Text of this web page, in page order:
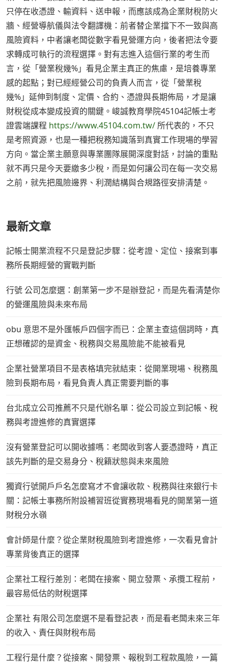
只停在收憑證、輸資料、送申報，而應該成為企業財稅防火
牆、經營導航儀與法令翻譯機：前者替企業擋下不一致與高
風險資料，中者讓老闆從數字看見營運方向，後者把法令要
求轉成可執行的流程選擇。對有志進入這個行業的考生而
言，從「營業稅幾%」看見企業主真正的焦慮，是培養專業
感的起點；對已經經營公司的負責人而言，從「營業稅
幾%」延伸到制度、定價、合約、憑證與長期佈局，才是讓
財稅從成本變成投資的關鍵。峻誠教育學院45104記帳士考
證雲端課程 https://www.45104.com.tw/ 所代表的，不只
是考照資源，也是一種把稅務知識落到真實工作現場的學習
方向。當企業主願意與專業團隊展開深度對話，討論的重點
就不再只是今天要繳多少稅，而是如何讓公司在每一次交易
之前，就先把風險邊界、利潤結構與合規路徑安排清楚。
最新文章
記帳士開業流程不只是登記步驟：從考證、定位、接案到事
務所長期經營的實戰判斷
行號 公司怎麼選：創業第一步不是辦登記，而是先看清楚你
的營運風險與未來布局
obu 意思不是外匯帳戶四個字而已：企業主查這個詞時，真
正想確認的是資金、稅務與交易風險能不能被看見
企業社營業項目不是表格填完就結束：從開業現場、稅務風
險到長期布局，看見負責人真正需要判斷的事
台北成立公司推薦不只是代辦名單：從公司設立到記帳、稅
務與考證進修的真實選擇
沒有營業登記可以開收據嗎：老闆收到客人要憑證時，真正
該先判斷的是交易身分、稅籍狀態與未來風險
獨資行號開戶戶名怎麼寫才不會讓收款、稅務與往來銀行卡
關：記帳士事務所附設補習班從實務現場看見的開業第一道
財稅分水嶺
會計師是什麼？從企業財稅風險到考證進修，一次看見會計
專業背後真正的選擇
企業社工程行差別：老闆在接案、開立發票、承攬工程前，
最容易低估的財稅選擇
企業社 有限公司怎麼選不是看登記表，而是看老闆未來三年
的收入、責任與財稅布局
工程行是什麼？從接案、開發票、報稅到工程款風險，一篇